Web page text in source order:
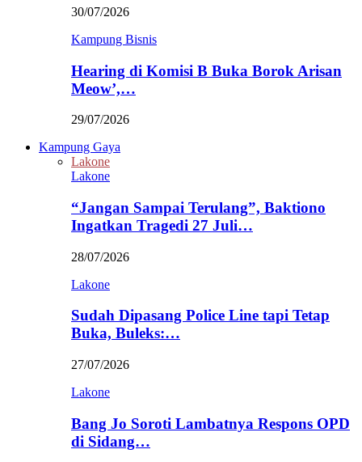
30/07/2026
Kampung Bisnis
Hearing di Komisi B Buka Borok Arisan
Meow’,…
29/07/2026
Kampung Gaya
Lakone
Lakone
“Jangan Sampai Terulang”, Baktiono
Ingatkan Tragedi 27 Juli…
28/07/2026
Lakone
Sudah Dipasang Police Line tapi Tetap
Buka, Buleks:…
27/07/2026
Lakone
Bang Jo Soroti Lambatnya Respons OPD
di Sidang…